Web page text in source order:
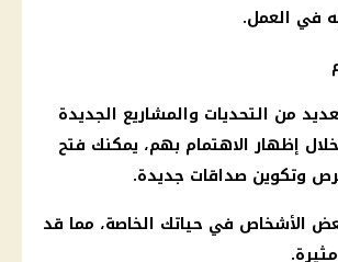
في العمل.
من التحديات والمشاريع الجديدة
إظهار الاهتمام بهم، يمكنك فتح
وتكوين صداقات جديدة.
الأشخاص في حياتك الخاصة، مما قد